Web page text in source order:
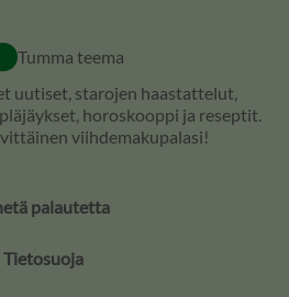
Tumma teema
uutiset, starojen haastattelut,
horoskooppi ja reseptit.
viihdemakupalasi!
palautetta
Tietosuoja